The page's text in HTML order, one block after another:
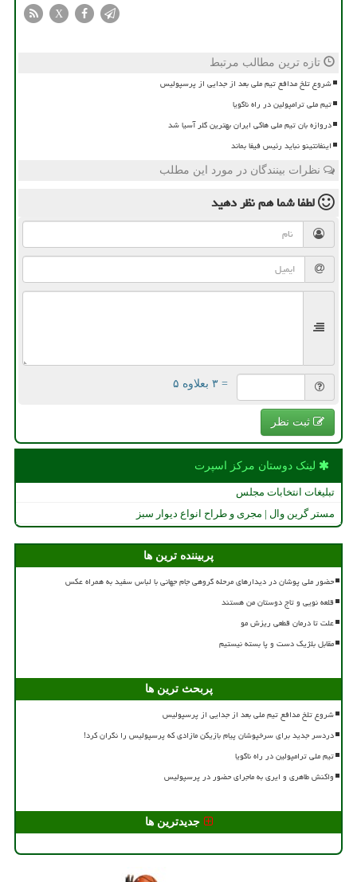
X
تازه ترین مطالب مرتبط
شروع تلخ مدافع تیم ملی بعد از جدایی از پرسپولیس
تیم ملی ترامپولین در راه ناگویا
دروازه بان تیم ملی هاکی ایران بهترین گلر آسیا شد
اینفانتینو نباید رئیس فیفا بماند
نظرات بینندگان در مورد این مطلب
لطفا شما همنظر دهید
= ۳ بعلاوه ۵
ثبت نظر
لینک دوستان مركز اسپرت
تبلیغات انتخابات مجلس
مستر گرین وال | مجری و طراح انواع دیوار سبز
پربیننده ترین ها
حضور ملی پوشان در دیدارهای مرحله گروهی جام جهانی با لباس سفید به همراه عکس
قلعه نویی و تاج دوستان من هستند
علت تا درمان قطعی ریزش مو
مقابل بلژیک دست و پا بسته نیستیم
پربحث ترین ها
شروع تلخ مدافع تیم ملی بعد از جدایی از پرسپولیس
دردسر جدید برای سرخپوشان پیام بازیکن مازادی که پرسپولیس را نگران کرد!
تیم ملی ترامپولین در راه ناگویا
واکنش طاهری و ایری به ماجرای حضور در پرسپولیس
جدیدترین ها